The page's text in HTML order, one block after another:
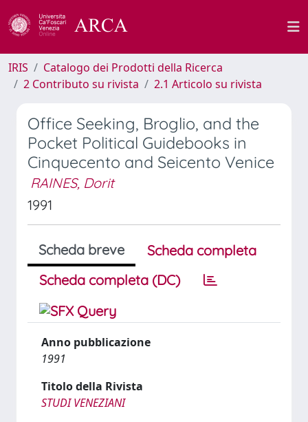
IRIS
Catalogo dei Prodotti della Ricerca
2 Contributo su rivista
2.1 Articolo su rivista
Office Seeking, Broglio, and the
Pocket Political Guidebooks in
Cinquecento and Seicento Venice
RAINES, Dorit
1991
Scheda breve
Scheda completa
Scheda completa (DC)
Anno pubblicazione
1991
Titolo della Rivista
STUDI VENEZIANI